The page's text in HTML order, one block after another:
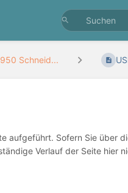
Schneid...
aufgeführt. Sofern Sie über
Verlauf der Seite